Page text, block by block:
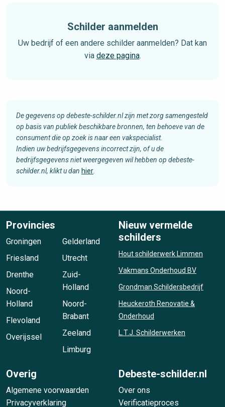
Schilder aanmelden
Uw bedrijf of een andere schilder aanmelden? Dat kan
via deze pagina.
De gegevens op debeste-schilder.nl zijn met zorg samengesteld
op basis van publiek beschikbare bronnen, ten behoeve van de
consument die op zoek is naar een vakspecialist.
Indien uw bedrijfsgegevens incorrect zijn, of u de
bedrijfsgegevens niet weergegeven wil hebben op debeste-
schilder.nl, klikt u dan hier
Provincies
Groningen
Friesland
Drenthe
Noord-
Holland
Flevoland
Overijssel
Gelderland
Utrecht
Zuid-
Holland
Noord-
Brabant
Zeeland
Limburg
Nieuw vermelde
schilders
Hout schilderwerk Limmen
Vakmans Onderhoud BV
Grondman Schildersbedrijf
Heuckeroth Renovatie &
Onderhoud
L.T.J. Schilderwerken
Overig
Algemene voorwaarden
Privacyverklaring
Debeste-schilder.nl
Over ons
Verificatieproces